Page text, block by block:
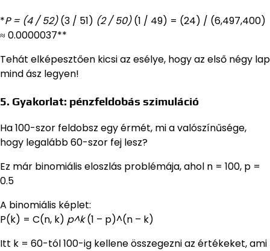
*P = (4 / 52)(3 / 51) (2 / 50)(1 / 49) = (24) / (6,497,400)
≈ 0.0000037**
Tehát elképesztően kicsi az esélye, hogy az első négy lap
mind ász legyen!
5. Gyakorlat: pénzfeldobás szimuláció
Ha 100-szor feldobsz egy érmét, mi a valószínűsége,
hogy legalább 60-szor fej lesz?
Ez már binomiális eloszlás problémája, ahol n = 100, p =
0.5
A binomiális képlet:
P(k) = C(n, k) p^k(1 – p)^(n – k)
Itt k = 60-tól 100-ig kellene összegezni az értékeket, ami